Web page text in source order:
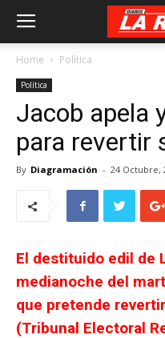
Home Política
Política
Jacob apela
para revertir
By Diagramación - 24 Octubre,
El destituido edil de
medianoche del
que pretende
(Tribunal Electoral